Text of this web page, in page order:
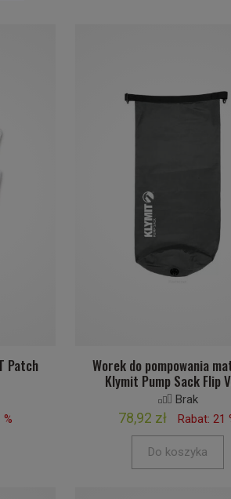
Patch
Worek do pompowania
Klymit Pump Sack Flip
Brak
78,92 zł Rabat: 21
Do koszyka